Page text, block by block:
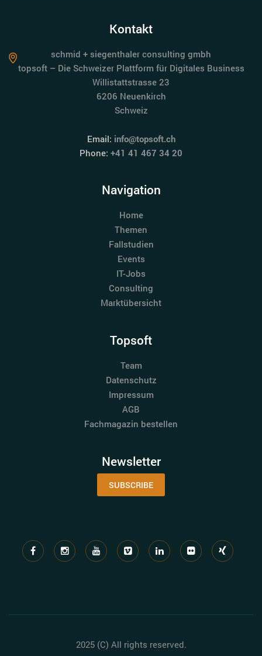
Kontakt
schmid + siegenthaler consulting gmbh
topsoft – Die Schweizer Plattform für Digitales Business
Willistattstrasse 23
6206 Neuenkirch
Schweiz
Email: info@topsoft.ch
Phone: +41 41 467 34 20
Navigation
Home
Themen
Fallstudien
Events
IT-Jobs
Consulting
Marktübersicht
Topsoft
Team
Datenschutz
Impressum
AGB
Fachmagazin bestellen
Newsletter
SUBSCRIBE
2025 (C) All rights reserved.